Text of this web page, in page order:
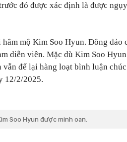
đó được xác định là được ngụy
mộ Kim Soo Hyun. Đông đảo
diễn viên. Mặc dù Kim Soo Hyun
vẫn để lại hàng loạt bình luận chúc
12/2/2025.
Soo Hyun được minh oan.